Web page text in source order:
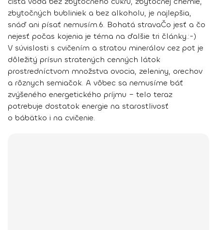
zbytočných bubliniek a bez alkoholu, je najlepšia,
snáď ani písať nemusím.6. Bohatá stravaČo jesť a čo
nejesť počas kojenia je téma na ďalšie tri články.:-)
V súvislosti s cvičením a stratou minerálov cez pot je
dôležitý prísun stratených cenných látok
prostredníctvom množstva ovocia, zeleniny, orechov
a rôznych semiačok. A vôbec sa nemusíme báť
zvýšeného energetického príjmu – telo teraz
potrebuje dostatok energie na starostlivosť
o bábätko i na cvičenie.